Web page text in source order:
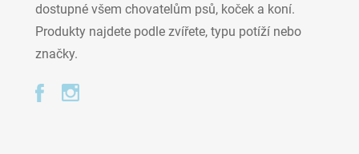
dostupné všem chovatelům psů, koček a koní.
Produkty najdete podle zvířete, typu potíží nebo
značky.